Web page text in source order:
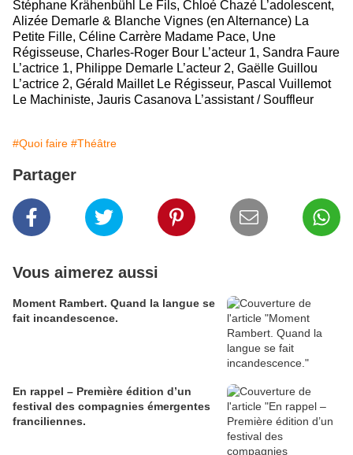
Stéphane Krähenbühl Le Fils, Chloé Chazé L’adolescent,
Alizée Demarle & Blanche Vignes (en Alternance) La
Petite Fille, Céline Carrère Madame Pace, Une
Régisseuse, Charles-Roger Bour L’acteur 1, Sandra Faure
L’actrice 1, Philippe Demarle L’acteur 2, Gaëlle Guillou
L’actrice 2, Gérald Maillet Le Régisseur, Pascal Vuillemot
Le Machiniste, Jauris Casanova L’assistant / Souffleur
#Quoi faire #Théâtre
Partager
Vous aimerez aussi
Moment Rambert. Quand la langue se
fait incandescence.
En rappel – Première édition d’un
festival des compagnies émergentes
franciliennes.